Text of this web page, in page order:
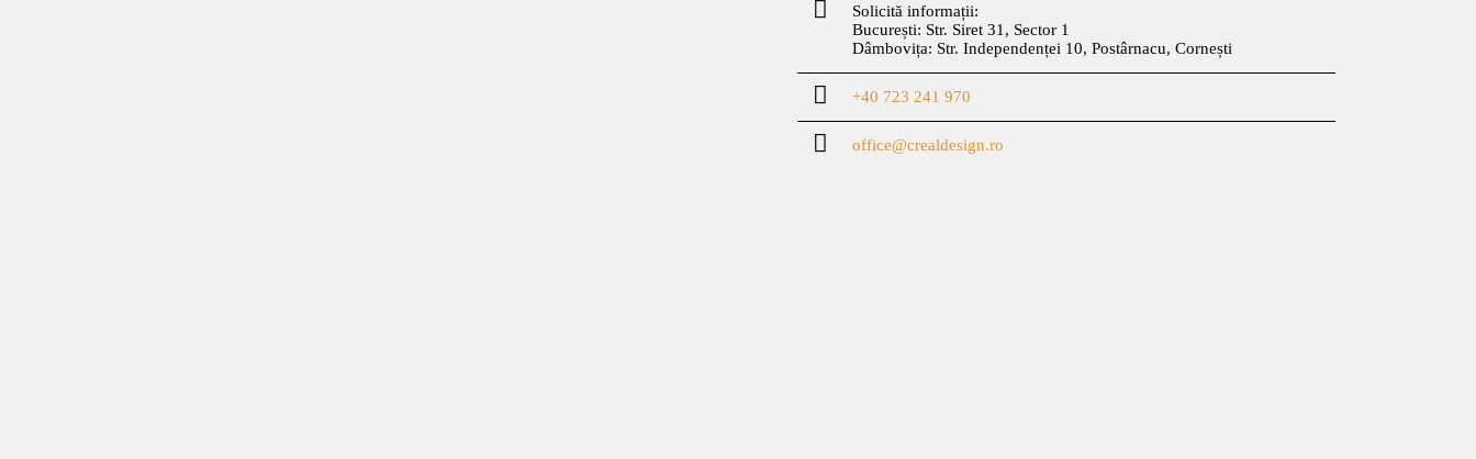
Solicită informații:
București: Str. Siret 31, Sector 1
Dâmbovița: Str. Independenței 10, Postârnacu, Cornești
+40 723 241 970
office@crealdesign.ro